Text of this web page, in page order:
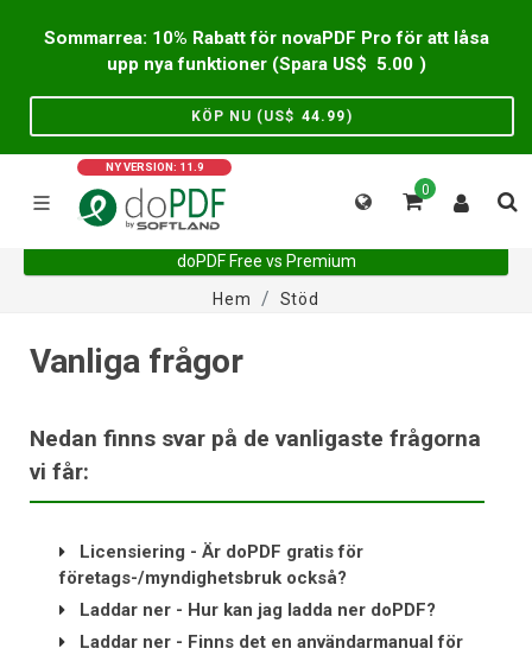
Sommarrea: 10% Rabatt för novaPDF Pro för att låsa
upp nya funktioner (Spara US$ 5.00 )
KÖP NU (US$ 44.99)
NY VERSION: 11.9
0
doPDF Free vs Premium
Hem
Stöd
Vanliga frågor
Nedan finns svar på de vanligaste frågorna
vi får:
Licensiering - Är doPDF gratis för
företags-/myndighetsbruk också?
Laddar ner - Hur kan jag ladda ner doPDF?
Laddar ner - Finns det en användarmanual för